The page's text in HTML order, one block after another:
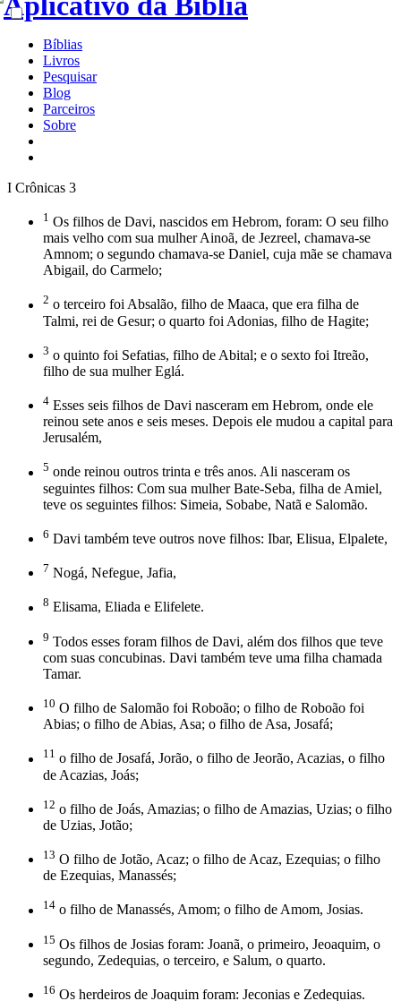
Bíblias
Livros
Pesquisar
Blog
Parceiros
Sobre
I Crônicas 3
1 Os filhos de Davi, nascidos em Hebrom, foram: O seu filho
mais velho com sua mulher Ainoã, de Jezreel, chamava-se
Amnom; o segundo chamava-se Daniel, cuja mãe se chamava
Abigail, do Carmelo;
2 o terceiro foi Absalão, filho de Maaca, que era filha de
Talmi, rei de Gesur; o quarto foi Adonias, filho de Hagite;
3 o quinto foi Sefatias, filho de Abital; e o sexto foi Itreão,
filho de sua mulher Eglá.
4 Esses seis filhos de Davi nasceram em Hebrom, onde ele
reinou sete anos e seis meses. Depois ele mudou a capital para
Jerusalém,
5 onde reinou outros trinta e três anos. Ali nasceram os
seguintes filhos: Com sua mulher Bate-Seba, filha de Amiel,
teve os seguintes filhos: Simeia, Sobabe, Natã e Salomão.
6 Davi também teve outros nove filhos: Ibar, Elisua, Elpalete,
7 Nogá, Nefegue, Jafia,
8 Elisama, Eliada e Elifelete.
9 Todos esses foram filhos de Davi, além dos filhos que teve
com suas concubinas. Davi também teve uma filha chamada
Tamar.
10 O filho de Salomão foi Roboão; o filho de Roboão foi
Abias; o filho de Abias, Asa; o filho de Asa, Josafá;
11 o filho de Josafá, Jorão, o filho de Jeorão, Acazias, o filho
de Acazias, Joás;
12 o filho de Joás, Amazias; o filho de Amazias, Uzias; o filho
de Uzias, Jotão;
13 O filho de Jotão, Acaz; o filho de Acaz, Ezequias; o filho
de Ezequias, Manassés;
14 o filho de Manassés, Amom; o filho de Amom, Josias.
15 Os filhos de Josias foram: Joanã, o primeiro, Jeoaquim, o
segundo, Zedequias, o terceiro, e Salum, o quarto.
16 Os herdeiros de Joaquim foram: Jeconias e Zedequias.